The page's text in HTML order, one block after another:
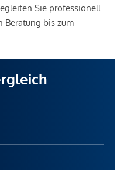
Sie professionell
Beratung bis zum